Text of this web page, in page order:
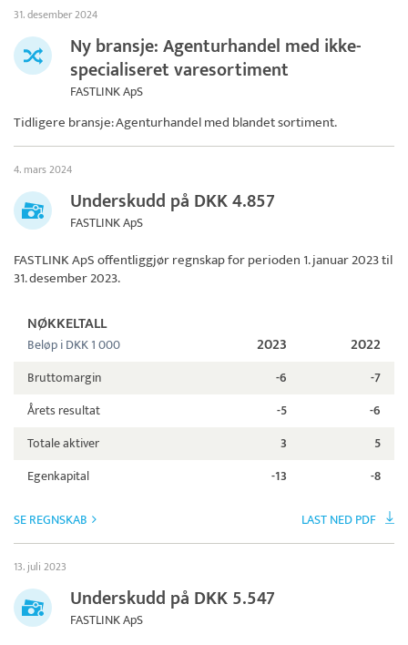
31. desember 2024
Ny bransje: Agenturhandel med ikke-
specialiseret varesortiment
FASTLINK ApS
Tidligere bransje: Agenturhandel med blandet sortiment.
4. mars 2024
Underskudd på DKK 4.857
FASTLINK ApS
FASTLINK ApSoffentliggjør regnskap for perioden 1. januar 2023 til
31. desember 2023.
NØKKELTALL
Beløp i DKK 1 000 2023 2022
Bruttomargin -6
-7
Årets resultat
-5
-6
Totale aktiver
3
5
Egenkapital
-13 -8
SE REGNSKAB LAST NED PDF
13. juli 2023
Underskudd på DKK 5.547
FASTLINK ApS